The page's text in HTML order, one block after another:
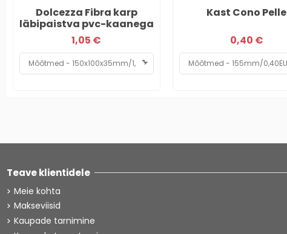
Dolcezza Fibra karp
läbipaistva pvc-kaanega
1,05 €
Kast Cono Pelle
0,40 €
Teave klientidele
Meie kohta
Makseviisid
Kaupade tarnimine